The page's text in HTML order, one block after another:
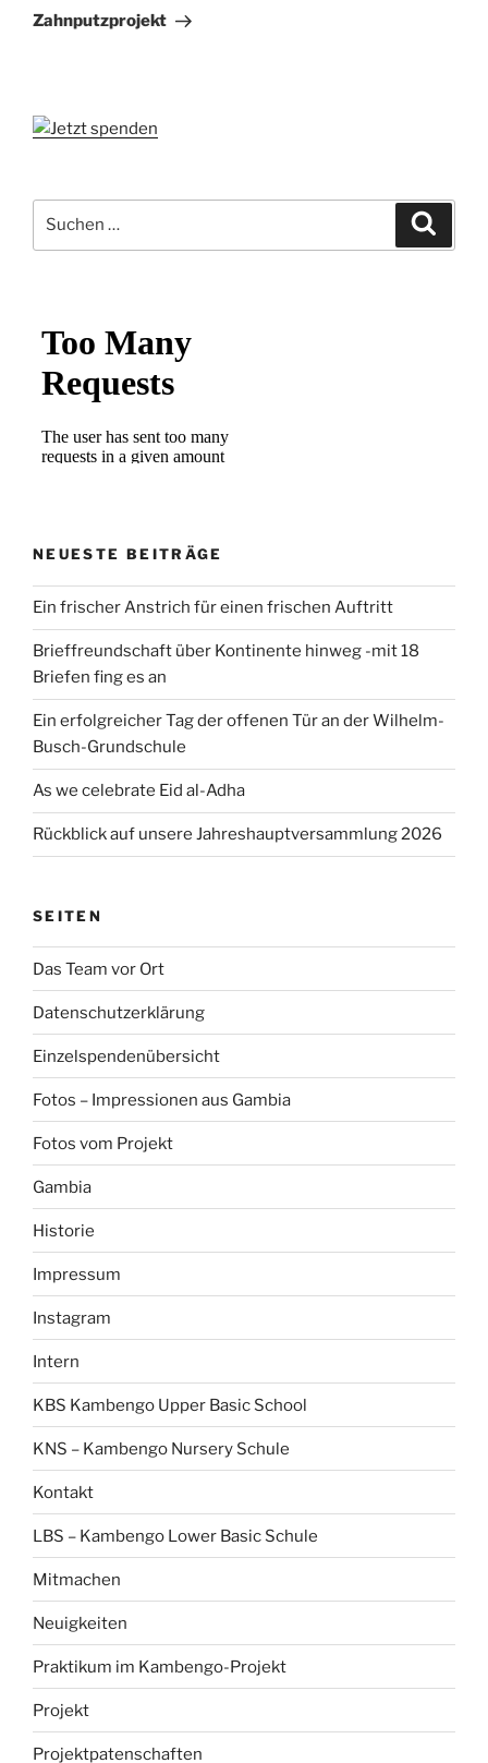
Beitrag
Zahnputzprojekt
nach:
NEUESTE BEITRÄGE
Ein frischer Anstrich für einen frischen Auftritt
Brieffreundschaft über Kontinente hinweg -mit 18
Briefen fing es an
Ein erfolgreicher Tag der offenen Tür an der Wilhelm-
Busch-Grundschule
As we celebrate Eid al-Adha
Rückblick auf unsere Jahreshauptversammlung 2026
SEITEN
Das Team vor Ort
Datenschutzerklärung
Einzelspendenübersicht
Fotos – Impressionen aus Gambia
Fotos vom Projekt
Gambia
Historie
Impressum
Instagram
Intern
KBS Kambengo Upper Basic School
KNS – Kambengo Nursery Schule
Kontakt
LBS – Kambengo Lower Basic Schule
Mitmachen
Neuigkeiten
Praktikum im Kambengo-Projekt
Projekt
Projektpatenschaften